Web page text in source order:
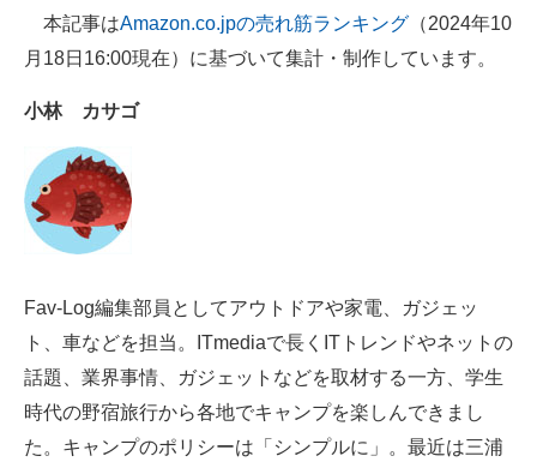
エレクトロニクス専門サイト
建設×テクノロジーの最前線
ちょっと気になるネットの話題
本記事はAmazon.co.jpの売れ筋ランキング （2024年10
月18日16:00現在）に基づいて集計・制作しています。
小林 カサゴ
Fav-Log編集部員としてアウトドアや家電、ガジェッ
ト、車などを担当。ITmediaで長くITトレンドやネットの
話題、業界事情、ガジェットなどを取材する一方、学生
時代の野宿旅行から各地でキャンプを楽しんできまし
た。キャンプのポリシーは「シンプルに」。最近は三浦